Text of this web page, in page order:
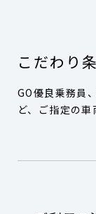
こだわり
GO優良乗務員
ど、ご指定の車